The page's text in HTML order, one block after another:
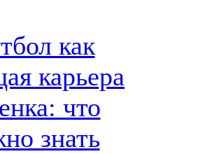
как
карьера
что
знать